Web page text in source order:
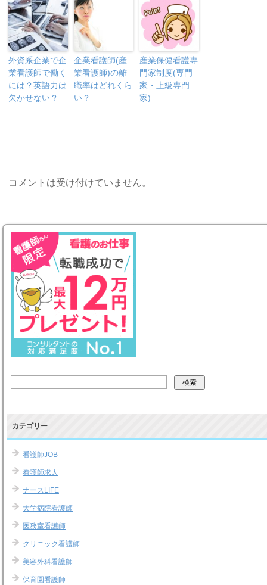
外資系企業で企
業看護師で働く
には？英語力は
欠かせない？
企業看護師(産
業看護師)の離
職率はどれくら
い？
産業保健看護専
門家制度(専門
家・上級専門
家)
コメントは受け付けていません。
カテゴリー
看護師JOB
看護師求人
ナースLIFE
大学病院看護師
医務室看護師
クリニック看護師
美容外科看護師
保育園看護師